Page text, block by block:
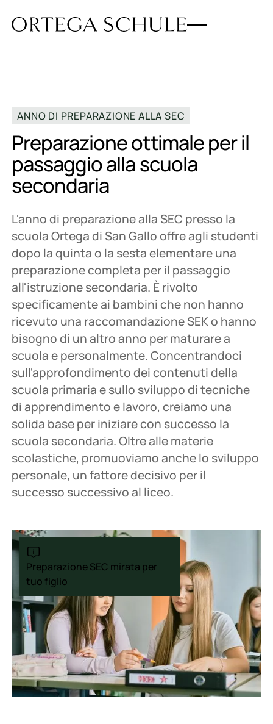
Preparazione SEC mirata per
tuo figlio
ANNO DI PREPARAZIONE ALLA SEC
Preparazione ottimale per il
passaggio alla scuola
secondaria
L'anno di preparazione alla SEC presso la
scuola Ortega di San Gallo offre agli studenti
dopo la quinta o la sesta elementare una
preparazione completa per il passaggio
all'istruzione secondaria. È rivolto
specificamente ai bambini che non hanno
ricevuto una raccomandazione SEK o hanno
bisogno di un altro anno per maturare a
scuola e personalmente. Concentrandoci
sull'approfondimento dei contenuti della
scuola primaria e sullo sviluppo di tecniche
di apprendimento e lavoro, creiamo una
solida base per iniziare con successo la
scuola secondaria. Oltre alle materie
scolastiche, promuoviamo anche lo sviluppo
personale, un fattore decisivo per il
successo successivo al liceo.